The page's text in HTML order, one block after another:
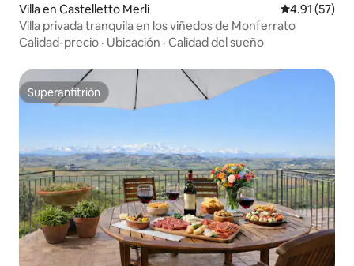
Villa en Castelletto Merli Calificación
4.91 (57)
Villa privada tranquila en los viñedos de Monferrato
Calidad-precio · Ubicación · Calidad del sueño
Superanfitrión
Superanfitrión